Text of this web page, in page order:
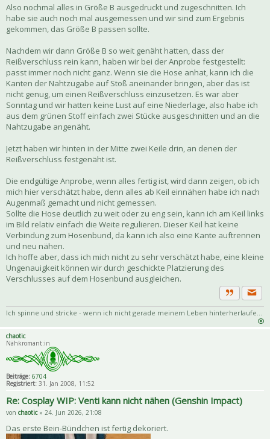
Also nochmal alles in Größe B ausgedruckt und zugeschnitten. Ich
habe sie auch noch mal ausgemessen und wir sind zum Ergebnis
gekommen, das Größe B passen sollte.
Nachdem wir dann Größe B so weit genäht hatten, dass der
Reißverschluss rein kann, haben wir bei der Anprobe festgestellt:
passt immer noch nicht ganz. Wenn sie die Hose anhat, kann ich die
Kanten der Nahtzugabe auf Stoß aneinander bringen, aber das ist
nicht genug, um einen Reißverschluss einzusetzen. Es war aber
Sonntag und wir hatten keine Lust auf eine Niederlage, also habe ich
aus dem grünen Stoff einfach zwei Stücke ausgeschnitten und an die
Nahtzugabe angenäht.
Jetzt haben wir hinten in der Mitte zwei Keile drin, an denen der
Reißverschluss festgenäht ist.
Die endgültige Anprobe, wenn alles fertig ist, wird dann zeigen, ob ich
mich hier verschätzt habe, denn alles ab Keil einnähen habe ich nach
Augenmaß gemacht und nicht gemessen.
Sollte die Hose deutlich zu weit oder zu eng sein, kann ich am Keil links
im Bild relativ einfach die Weite regulieren. Dieser Keil hat keine
Verbindung zum Hosenbund, da kann ich also eine Kante auftrennen
und neu nähen.
Ich hoffe aber, dass ich mich nicht zu sehr verschätzt habe, eine kleine
Ungenauigkeit können wir durch geschickte Platzierung des
Verschlusses auf dem Hosenbund ausgleichen.
Zitat
Ich spinne und stricke - wenn ich nicht gerade meinem Leben hinterherlaufe...
chaotic
Nähkromant:in
Beiträge: 6704
Registriert: 31. Jan 2008, 11:52
Re: Cosplay WIP: Venti kann nicht nähen (Genshin Impact)
von chaotic» 24. Jun 2026, 21:08
Das erste Bein-Bündchen ist fertig dekoriert.